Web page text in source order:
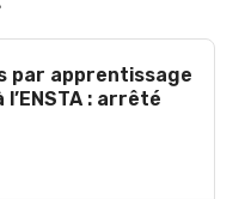
par apprentissage
: arrêté